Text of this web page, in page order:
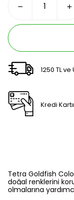
1250 TL
Kredi
Tetra Goldfish
doğal renklerini
olmalarına